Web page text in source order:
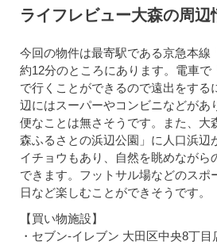
ライフレビュー大森の周辺
今回の物件は最寄駅である京急本線
約12分のところにあります。電車で
で行くことができるので遠出をする
辺にはスーパーやコンビニなどがあ
便なことは無さそうです。また、大
森ふるさとの浜辺公園」に人口浜辺
イチョウもあり、自然を眺めながら
できます。フットサル場などのスポ
日など楽しむことができそうです。
【買い物施設】
・セブン-イレブン 大田区中央8丁目